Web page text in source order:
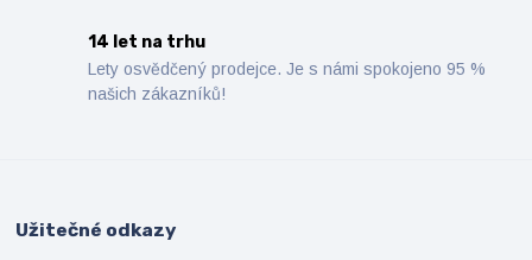
14 let na trhu
Lety osvědčený prodejce. Je s námi spokojeno 95 %
našich zákazníků!
Užitečné odkazy